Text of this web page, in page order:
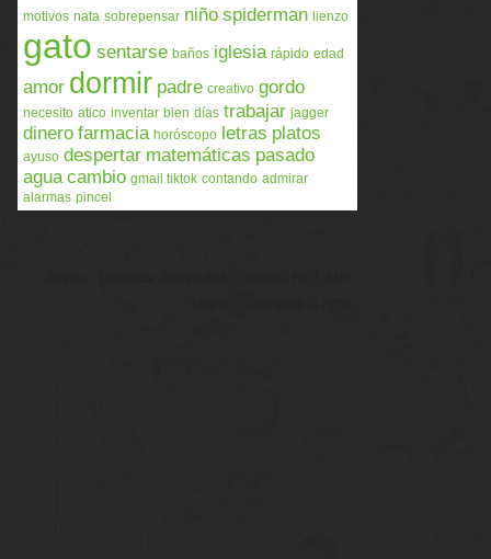
motivos nata sobrepensar niño spiderman lienzo
gato sentarse baños iglesia rápido edad
amor dormir padre creativo gordo
necesito atico inventar bien días trabajar jagger
dinero farmacia horóscopo letras platos
ayuso despertar matemáticas pasado
agua cambio gmail tiktok contando admirar
alarmas pincel